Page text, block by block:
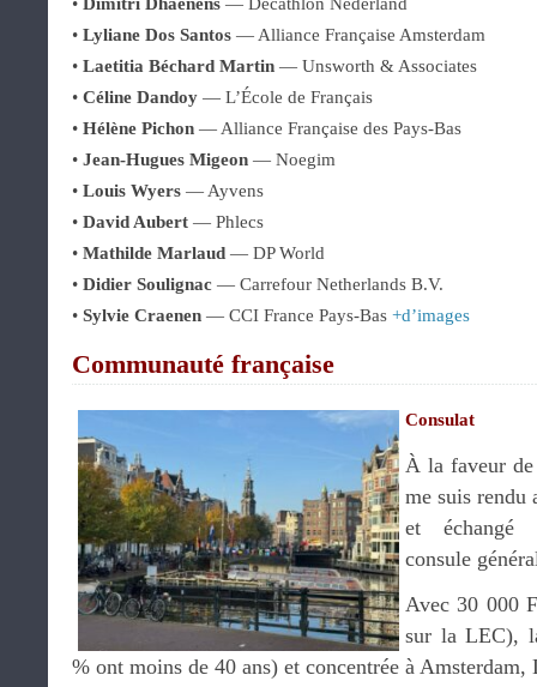
• Lyliane Dos Santos — Alliance Française Amsterdam
• Laetitia Béchard Martin — Unsworth & Associates
• Céline Dandoy — L’École de Français
• Hélène Pichon — Alliance Française des Pays-Bas
• Jean-Hugues Migeon — Noegim
• Louis Wyers — Ayvens
• David Aubert — Phlecs
• Mathilde Marlaud — DP World
• Didier Soulignac — Carrefour Netherlands B.V.
• Sylvie Craenen — CCI France Pays-Bas +d’images
Communauté française
Consulat
À la faveur
me suis rendu
et
consule
Avec 30 000
sur la LEC),
% ont moins de 40 ans) et concentrée à